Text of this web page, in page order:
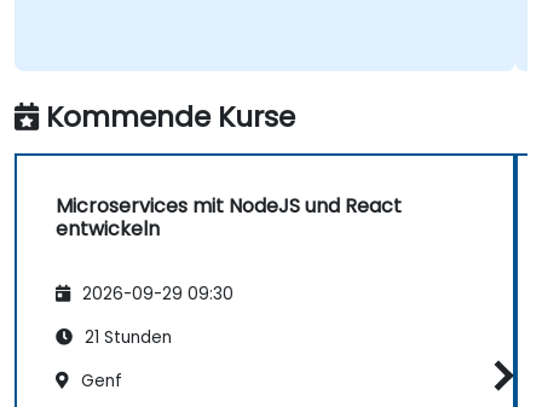
Kommende Kurse
Microservices mit NodeJS und React
entwickeln
2026-09-29 09:30
21 Stunden
Genf